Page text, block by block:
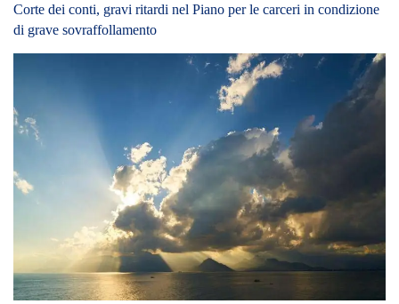
Corte dei conti, gravi ritardi nel Piano per le carceri in condizione
di grave sovraffollamento